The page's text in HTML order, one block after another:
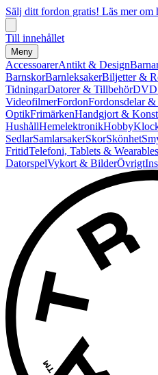
Sälj ditt fordon gratis! Läs mer om
Till innehållet
Meny
AccessoarerAntikt & Design
BarnskorBarnleksakerBiljetter &
TidningarDatorer & Tillbehör
VideofilmerFordonFordonsdelar
OptikFrimärkenHandgjort &
HushållHemelektronikHobby
SedlarSamlarsakerSkorSkönhet
FritidTelefoni, Tablets & Wearables
DatorspelVykort & BilderÖvrigt